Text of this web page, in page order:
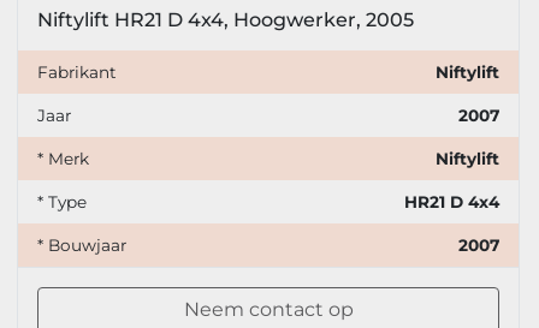
Niftylift HR21 D 4x4, Hoogwerker, 2005
Fabrikant Niftylift
Jaar 2007
* Merk Niftylift
* Type HR21 D 4x4
* Bouwjaar 2007
Neem contact op